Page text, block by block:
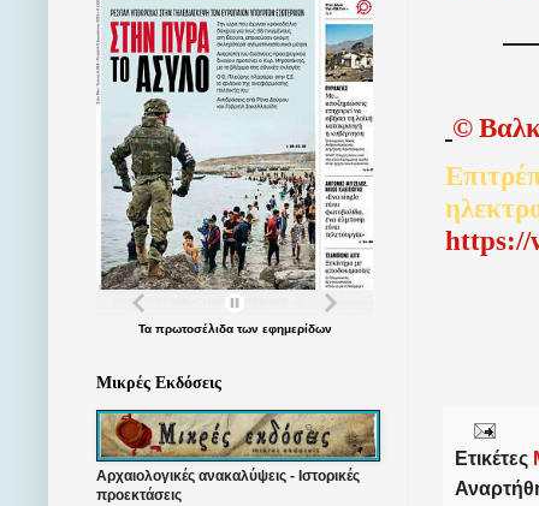
©
https://
Ετικέτες
Τα πρωτοσέλιδατων εφημερίδων
Μικρές Εκδόσεις
Αρχαιολογικές ανακαλύψεις - Ιστορικές
προεκτάσεις